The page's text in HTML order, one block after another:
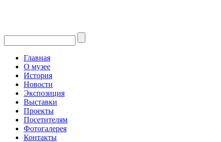
Главная
О музее
История
Новости
Экспозиция
Выставки
Проекты
Посетителям
Фотогалерея
Контакты